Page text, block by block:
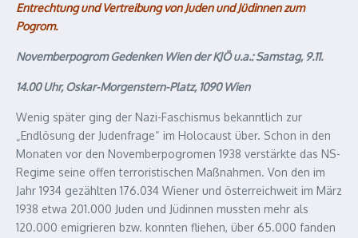
Entrechtung und Vertreibung von Juden und Jüdinnen zum
Pogrom.
Novemberpogrom Gedenken Wien der KJÖ u.a.:Samstag, 9.11.
14.00 Uhr, Oskar-Morgenstern-Platz, 1090 Wien
Wenig später ging der Nazi-Faschismus bekanntlich zur
„Endlösung der Judenfrage“ im Holocaust über. Schon in den
Monaten vor den Novemberpogromen 1938 verstärkte das NS-
Regime seine offen terroristischen Maßnahmen. Von den im
Jahr 1934 gezählten 176.034 Wiener und österreichweit im März
1938 etwa 201.000 Juden und Jüdinnen mussten mehr als
120.000 emigrieren bzw. konnten fliehen, über 65.000 fanden